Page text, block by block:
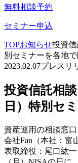
無料相談予約
セミナー申込
TOPお知らせ投資
別セミナーを各地
2023.02.07プレスリ
投資信託相
日）特別セ
資産運用の相談窓
会社Fan（本社：富
表取締役：尾口紘一